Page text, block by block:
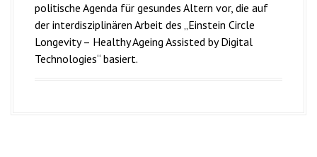
politische Agenda für gesundes Altern vor, die auf
der interdisziplinären Arbeit des „Einstein Circle
Longevity – Healthy Ageing Assisted by Digital
Technologies“ basiert.